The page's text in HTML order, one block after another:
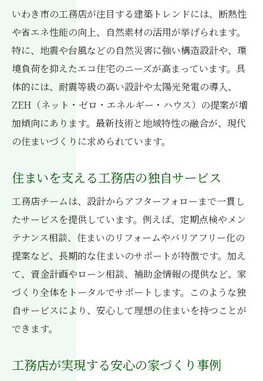
いわき市の工務店が注目する建築トレンドには、断熱性
や省エネ性能の向上、自然素材の活用が挙げられます。
特に、地震や台風などの自然災害に強い構造設計や、環
境負荷を抑えたエコ住宅のニーズが高まっています。具
体的には、耐震等級の高い設計や太陽光発電の導入、
ZEH（ネット・ゼロ・エネルギー・ハウス）の提案が増
加傾向にあります。最新技術と地域特性の融合が、現代
の住まいづくりに求められています。
住まいを支える工務店の独自サービス
工務店チームは、設計からアフターフォローまで一貫し
たサービスを提供しています。例えば、定期点検やメン
テナンス相談、住まいのリフォームやバリアフリー化の
提案など、長期的な住まいのサポートが特徴です。加え
て、資金計画やローン相談、補助金情報の提供など、家
づくり全体をトータルでサポートします。このような独
自サービスにより、安心して理想の住まいを持つことが
できます。
工務店が実現する安心の家づくり事例